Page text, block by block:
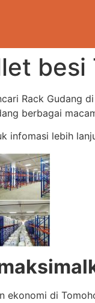
besi
Rack Gudang
berbagai
infomasi lebih
ekonomi di